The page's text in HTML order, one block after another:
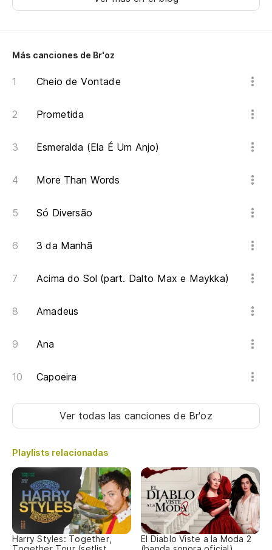
Más canciones de Br'oz
Cheio de Vontade
Prometida
Esmeralda (Ela É Um Anjo)
More Than Words
Só Diversão
3 da Manhã
Acima do Sol (part. Dalto Max e Maykka)
Amadeus
Ana
Capoeira
Ver todas las cancionesde Br'oz
Playlists relacionadas
Harry Styles: Together,
El Diablo Viste a la Moda 2